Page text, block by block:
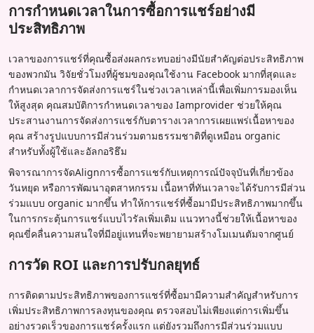
การกำหนดเวลาในการซื้อการแชร์อย่างมี
ประสิทธิภาพ
เวลาของการแชร์ที่คุณซื้อส่งผลกระทบอย่างมีนัยสำคัญต่อประสิทธิภาพ
ของพวกมัน วิจัยชั่วโมงที่ผู้ชมของคุณใช้งาน Facebook มากที่สุดและ
กำหนดเวลาการจัดส่งการแชร์ในช่วงเวลาเหล่านี้เพื่อเพิ่มการมองเห็น
ให้สูงสุด คุณสมบัติการกำหนดเวลาของ Iamprovider ช่วยให้คุณ
ประสานงานการจัดส่งการแชร์กับตารางเวลาการเผยแพร่เนื้อหาของ
คุณ สร้างรูปแบบการมีส่วนร่วมตามธรรมชาติที่ดูเหมือน organic
สำหรับทั้งผู้ใช้และอัลกอริธึม
พิจารณาการจัดAlignการซื้อการแชร์กับเหตุการณ์ปัจจุบันที่เกี่ยวข้อง
วันหยุด หรือการพัฒนาอุตสาหกรรม เนื้อหาที่ทันเวลาจะได้รับการมีส่วน
ร่วมแบบ organic มากขึ้น ทำให้การแชร์ที่ซื้อมามีประสิทธิภาพมากขึ้น
ในการกระตุ้นการแชร์แบบไวรัลเพิ่มเติม แนวทางนี้ช่วยให้เนื้อหาของ
คุณขี่คลื่นความสนใจที่มีอยู่แทนที่จะพยายามสร้างโมเมนตัมจากศูนย์
การวัด ROI และการปรับกลยุทธ์
การติดตามประสิทธิภาพของการแชร์ที่ซื้อมามีความสำคัญสำหรับการ
เพิ่มประสิทธิภาพการลงทุนของคุณ ตรวจสอบไม่เพียงแต่การเพิ่มขึ้น
อย่างรวดเร็วของการแชร์ครั้งแรก แต่ยังรวมถึงการมีส่วนร่วมแบบ